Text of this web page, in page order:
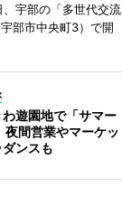
宇部の「多世代交流
部市中央町3）で開
遊園地で「サマー
夜間営業やマーケッ
ダンスも